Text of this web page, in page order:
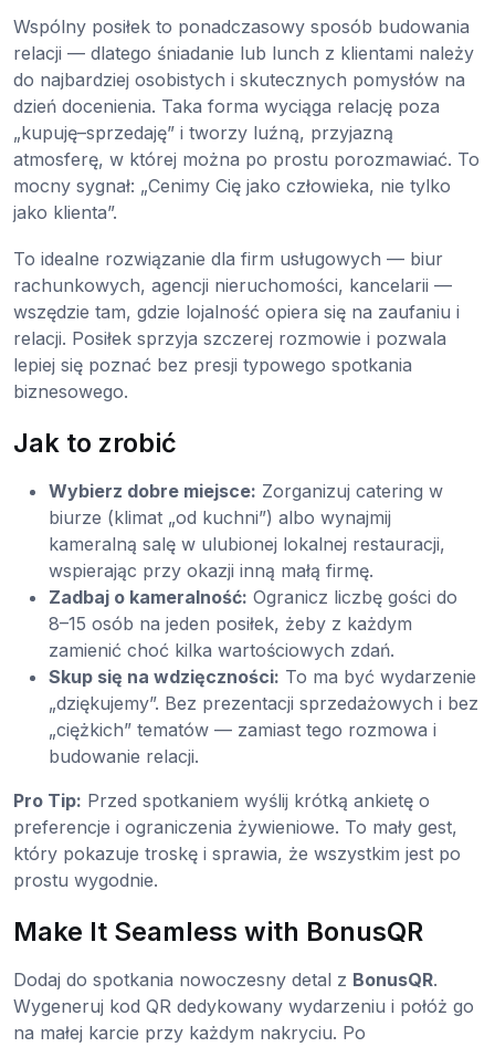
Wspólny posiłek to ponadczasowy sposób budowania
relacji — dlatego śniadanie lub lunch z klientami należy
do najbardziej osobistych i skutecznych pomysłów na
dzień docenienia. Taka forma wyciąga relację poza
„kupuję–sprzedaję” i tworzy luźną, przyjazną
atmosferę, w której można po prostu porozmawiać. To
mocny sygnał: „Cenimy Cię jako człowieka, nie tylko
jako klienta”.
To idealne rozwiązanie dla firm usługowych — biur
rachunkowych, agencji nieruchomości, kancelarii —
wszędzie tam, gdzie lojalność opiera się na zaufaniu i
relacji. Posiłek sprzyja szczerej rozmowie i pozwala
lepiej się poznać bez presji typowego spotkania
biznesowego.
Jak to zrobić
Wybierz dobre miejsce: Zorganizuj catering w
biurze (klimat „od kuchni”) albo wynajmij
kameralną salę w ulubionej lokalnej restauracji,
wspierając przy okazji inną małą firmę.
Zadbaj o kameralność: Ogranicz liczbę gości do
8–15 osób na jeden posiłek, żeby z każdym
zamienić choć kilka wartościowych zdań.
Skup się na wdzięczności: To ma być wydarzenie
„dziękujemy”. Bez prezentacji sprzedażowych i bez
„ciężkich” tematów — zamiast tego rozmowa i
budowanie relacji.
Pro Tip: Przed spotkaniem wyślij krótką ankietę o
preferencje i ograniczenia żywieniowe. To mały gest,
który pokazuje troskę i sprawia, że wszystkim jest po
prostu wygodnie.
Make It Seamless with BonusQR
Dodaj do spotkania nowoczesny detal z BonusQR.
Wygeneruj kod QR dedykowany wydarzeniu i połóż go
na małej karcie przy każdym nakryciu. Po